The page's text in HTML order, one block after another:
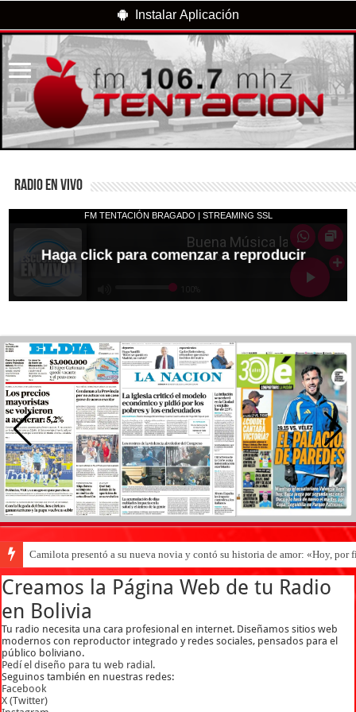
Instalar Aplicación
RADIO EN VIVO
Camilota presentó a su nueva novia y contó su historia de amor: «Hoy, por
Creamos la Página Web de tu Radio
en Bolivia
Tu radio necesita una cara profesional en internet. Diseñamos sitios web
modernos con reproductor integrado y redes sociales, pensados para el
público boliviano.
Pedí el diseño para tu web radial.
Seguinos también en nuestras redes:
Facebook
X (Twitter)